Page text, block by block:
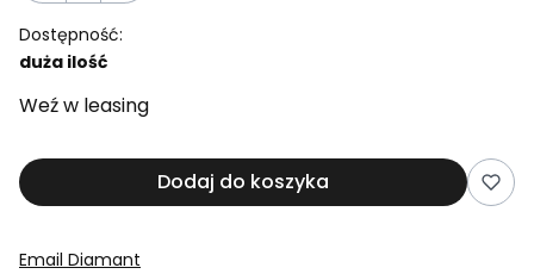
Dostępność:
duża ilość
Weź w leasing
Dodaj do koszyka
Email Diamant